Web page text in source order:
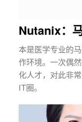
Nutanix：
本是医学专业的
作环境。一次偶
化人才，对此非
IT圈。